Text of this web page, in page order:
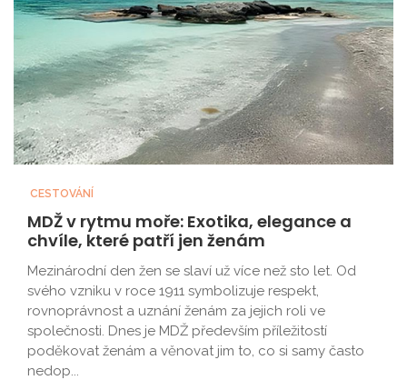
CESTOVÁNÍ
MDŽ v rytmu moře: Exotika, elegance a
chvíle, které patří jen ženám
Mezinárodní den žen se slaví už více než sto let. Od
svého vzniku v roce 1911 symbolizuje respekt,
rovnoprávnost a uznání ženám za jejich roli ve
společnosti. Dnes je MDŽ především příležitostí
poděkovat ženám a věnovat jim to, co si samy často
nedop...